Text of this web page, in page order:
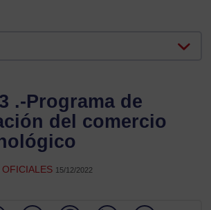
.-Programa de
del comercio
15/12/2022